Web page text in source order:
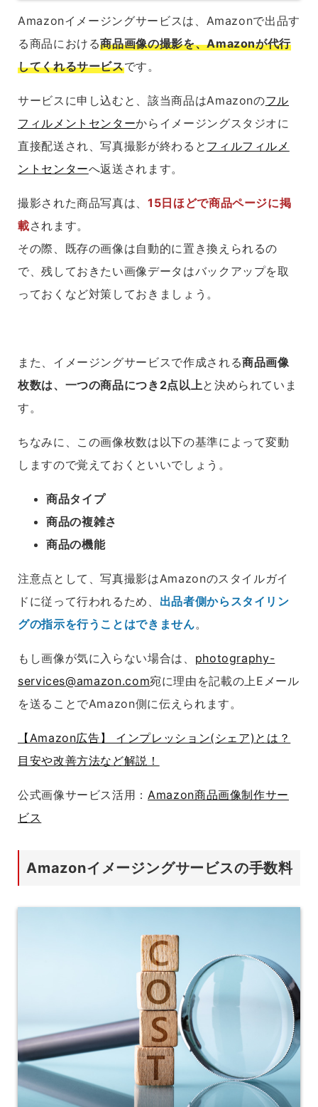
Amazonイメージングサービスは、Amazonで出品す
る商品における商品画像の撮影を、Amazonが代行
してくれるサービスです。
サービスに申し込むと、該当商品はAmazonのフル
フィルメントセンターからイメージングスタジオに
直接配送され、写真撮影が終わると フィルフィルメ
ントセンターへ返送されます。
撮影された商品写真は、15日ほどで商品ページに掲
載されます。
その際、既存の画像は自動的に置き換えられるの
で、残しておきたい画像データはバックアップを取
っておくなど対策しておきましょう。
また、イメージングサービスで作成される商品画像
枚数は、一つの商品につき2点以上と決められていま
す。
ちなみに、この画像枚数は以下の基準によって変動
しますので覚えておくといいでしょう。
商品タイプ
商品の複雑さ
商品の機能
注意点として、写真撮影はAmazonのスタイルガイ
ドに従って行われるため、 出品者側からスタイリン
グの指示を行うことはできません。
もし画像が気に入らない場合は、 photography-
services@amazon.com宛に理由を記載の上Eメール
を送ることでAmazon側に伝えられます。
【Amazon広告】 インプレッション(シェア)とは？
目安や改善方法など解説！
公式画像サービス活用：Amazon商品画像制作サー
ビス
Amazonイメージングサービスの手数料